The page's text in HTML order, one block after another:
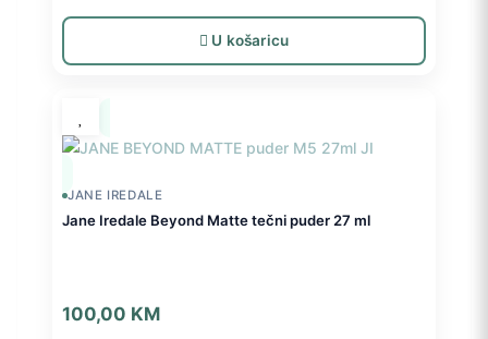
U košaricu
JANE IREDALE
Jane Iredale Beyond Matte tečni puder 27 ml
100,00 KM